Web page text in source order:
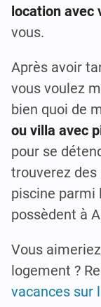
location avec
vous.
Après avoir
vous voulez
bien quoi de
ou villa avec
pour se
trouverez des
piscine parmi
possèdent à
Vous
logement ?
vacances sur